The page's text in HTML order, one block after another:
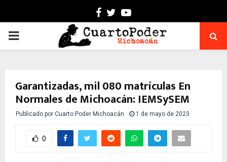
Facebook
TwitterYoutube
PRIMARY
Garantizadas, mil 080 matrículas En
Normales de Michoacán: IEMSySEM
Publicado por Cuarto Poder Michoacán 1 de mayo de 2023
0